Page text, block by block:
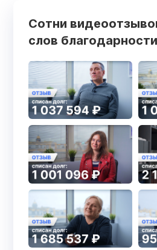
Сотни
слов благодарности